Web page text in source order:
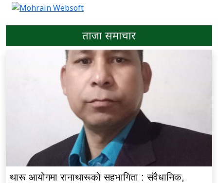
ताजा समाचार
थारू आयोगमा रानाथारूको सहभागिता : संवैधानिक,